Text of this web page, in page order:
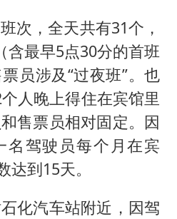
次，全天共有31个，
含最早5点30分的首班
员涉及“过夜班”。也
人晚上得住在宾馆里
售票员相对固定。因
名驾驶员每个月在宾
达到15天。
化汽车站附近，因驾